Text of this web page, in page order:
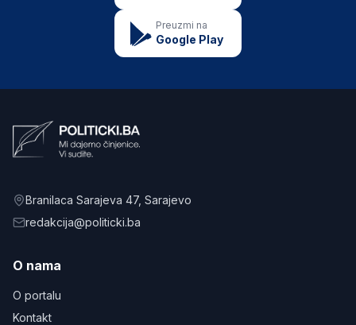
Preuzmi na
Google Play
Branilaca Sarajeva 47, Sarajevo
redakcija@politicki.ba
O nama
O portalu
Kontakt